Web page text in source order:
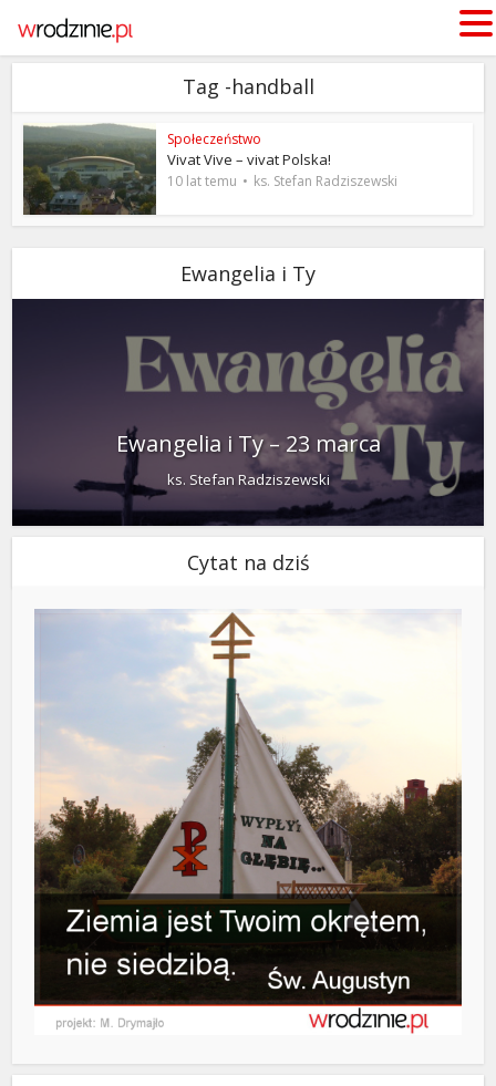
Tag -handball
Społeczeństwo
Vivat Vive – vivat Polska!
10 lat temu ks. Stefan Radziszewski
Ewangelia i Ty
Ewangelia i Ty – 23 marca
ks. Stefan Radziszewski
Cytat na dziś